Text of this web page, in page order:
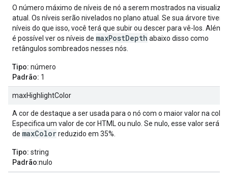
O número máximo de níveis de nó a serem mostrados na
atual. Os níveis serão nivelados no plano atual. Se sua árvore tiver
níveis do que isso, você terá que subir ou descer para vê-los. Além
é possível ver os níveis de maxPostDepth abaixo disso como
retângulos sombreados nesses nós.
Tipo: número
Padrão: 1
maxHighlightColor
A cor de destaque a ser usada para o nó com o maior valor na
Especifica um valor de cor HTML ou nulo. Se nulo, esse valor será o
de maxColorreduzido em 35%.
Tipo: string
Padrão:nulo